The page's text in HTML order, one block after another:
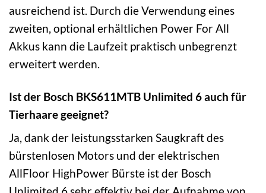
ausreichend ist. Durch die Verwendung eines
zweiten, optional erhältlichen Power For All
Akkus kann die Laufzeit praktisch unbegrenzt
erweitert werden.
Ist der Bosch BKS611MTB Unlimited 6 auch für
Tierhaare geeignet?
Ja, dank der leistungsstarken Saugkraft des
bürstenlosen Motors und der elektrischen
AllFloor HighPower Bürste ist der Bosch